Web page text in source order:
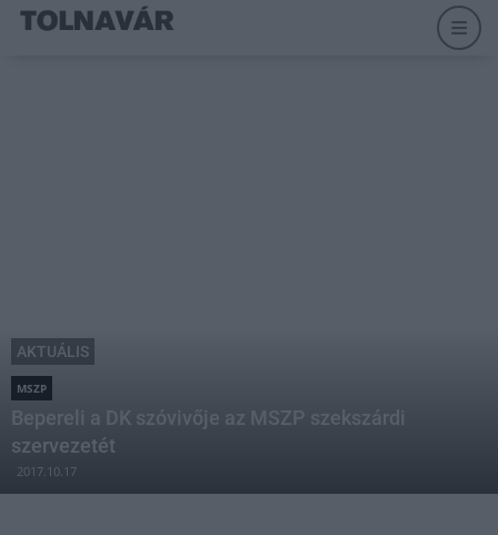
AKTUÁLIS
MSZP
Bepereli a DK szóvivője az MSZP szekszárdi
szervezetét
2017.10.17